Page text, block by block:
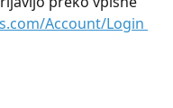
Account/Login